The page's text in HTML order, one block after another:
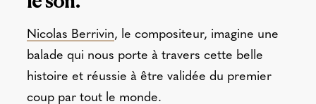
Nicolas Berrivin, le compositeur, imagine une
balade qui nous porte à travers cette belle
histoire et réussie à être validée du premier
coup par tout le monde.